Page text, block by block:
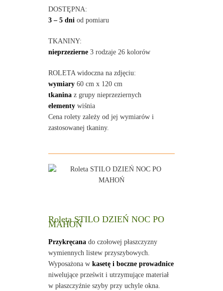
DOSTĘPNA:
3 – 5 dni od pomiaru
TKANINY:
nieprzezierne3 rodzaje 26 kolorów
ROLETA widoczna na zdjęciu:
wymiary60 cm x 120 cm
tkaninaz grupy nieprzeziernych
elementywiśnia
Cena rolety zależy od jej wymiarów i
zastosowanej tkaniny.
Roleta STILO DZIEŃ NOC PO
MAHOŃ
Przykręcanado czołowej płaszczyzny
wymiennych listew przyszybowych.
Wyposażona w kasetę i boczne prowadnice
niwelujące prześwit i utrzymujące materiał
w płaszczyźnie szyby przy uchyle okna.